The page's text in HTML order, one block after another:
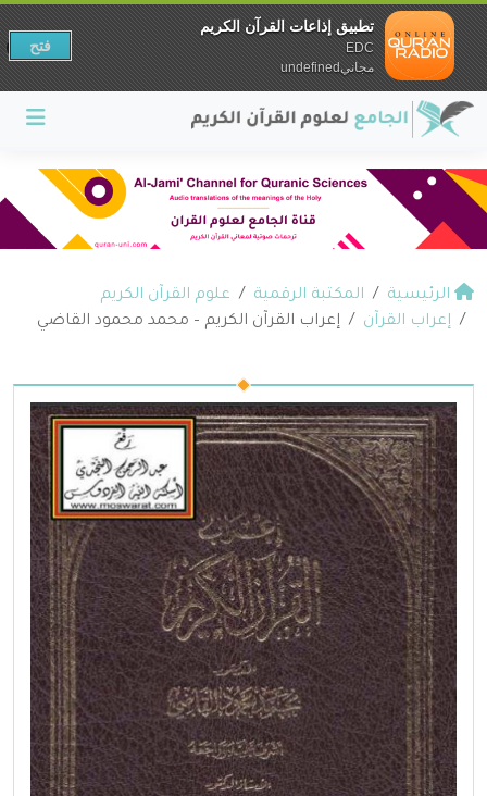
الرئيسية المكتبة الرقمية
علوم القرآن الكريم
إعراب القرآن
إعراب القرآن الكريم – محمد محمود القاضي
تطبيق إذاعات القرآن الكريم
EDC
مجانيundefined
فتح